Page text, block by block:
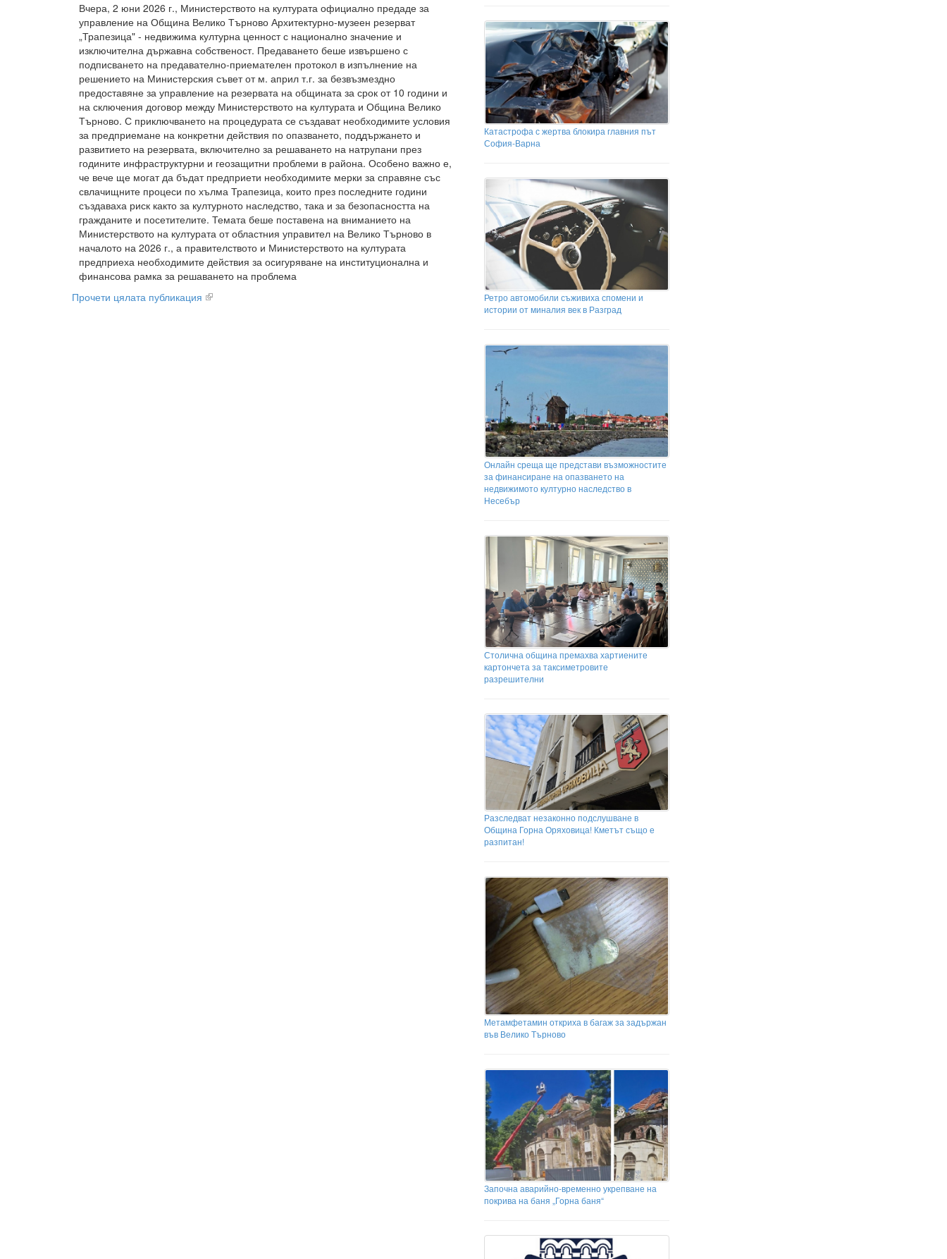
Вчера, 2 юни 2026 г., Министерството на културата официално предаде за
управление на Община Велико Търново Архитектурно-музеен резерват
„Трапезица" - недвижима културна ценност с национално значение и
изключителна държавна собственост. Предаването беше извършено с
подписването на предавателно-приемателен протокол в изпълнение на
решението на Министерския съвет от м. април т.г. за безвъзмездно
предоставяне за управление на резервата на общината за срок от 10 години и
на сключения договор между Министерството на културата и Община Велико
Търново. С приключването на процедурата се създават необходимите условия
за предприемане на конкретни действия по опазването, поддържането и
развитието на резервата, включително за решаването на натрупани през
годините инфраструктурни и геозащитни проблеми в района. Особено важно е,
че вече ще могат да бъдат предприети необходимите мерки за справяне със
свлачищните процеси по хълма Трапезица, които през последните години
създаваха риск както за културното наследство, така и за безопасността на
гражданите и посетителите. Темата беше поставена на вниманието на
Министерството на културата от областния управител на Велико Търново в
началото на 2026 г., а правителството и Министерството на културата
предприеха необходимите действия за осигуряване на институционална и
финансова рамка за решаването на проблема
Прочети цялата публикация
Катастрофа с жертва блокира главния път
София-Варна
Ретро автомобили съживиха спомени и
истории от миналия век в Разград
Онлайн среща ще представи възможностите
за финансиране на опазването на
недвижимото културно наследство в
Несебър
Столична община премахва хартиените
картончета за таксиметровите
разрешителни
Разследват незаконно подслушване в
Община Горна Оряховица! Кметът също е
разпитан!
Метамфетамин откриха в багаж за задържан
във Велико Търново
Започна аварийно-временно укрепване на
покрива на баня „Горна баня“